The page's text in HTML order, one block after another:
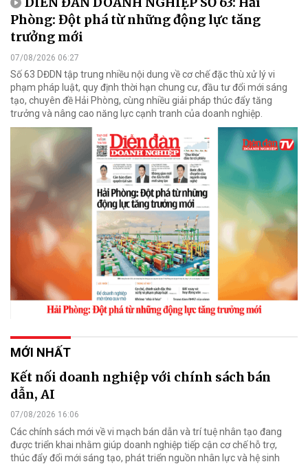
Phòng: Đột phá từ những động lực tăng
trưởng mới
07/08/2026 06:27
Số 63 DĐDN tập trung nhiều nội dung về cơ chế đặc thù xử lý vi
phạm pháp luật, quy định thời hạn chung cư, đầu tư đổi mới sáng
tạo, chuyên đề Hải Phòng, cùng nhiều giải pháp thúc đẩy tăng
trưởng và nâng cao năng lực cạnh tranh của doanh nghiệp.
MỚI NHẤT
Kết nối doanh nghiệp với chính sách bán
dẫn, AI
07/08/2026 16:06
Các chính sách mới về vi mạch bán dẫn và trí tuệ nhân tạo đang
được triển khai nhằm giúp doanh nghiệp tiếp cận cơ chế hỗ trợ,
thúc đẩy đổi mới sáng tạo, phát triển nguồn nhân lực và hệ sinh